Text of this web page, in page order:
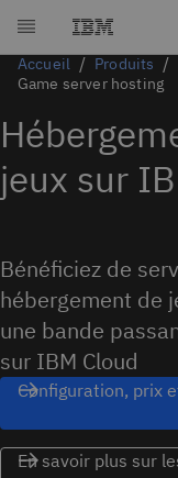
Accueil Produits
Game server hosting
jeux sur
Bénéficiez de
hébergement de
une bande
sur IBM Cloud
Configuration, prix
En savoir plus sur